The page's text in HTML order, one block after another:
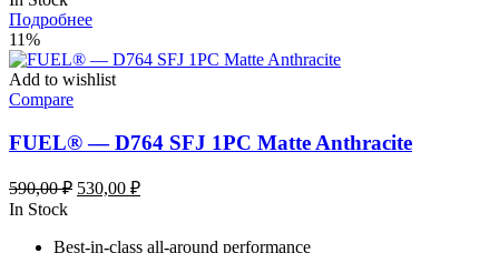
Подробнее
11%
Add to wishlist
Compare
FUEL® — D764 SFJ 1PC Matte Anthracite
590,00₽ Первоначальная
590,00 ₽.
530,00 ₽Текущая
In Stock
Best-in-class all-around performance